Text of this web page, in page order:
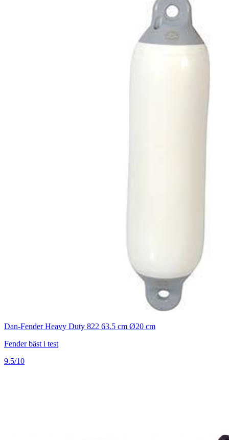
Dan-Fender Heavy Duty 822 63.5 cm Ø20 cm
Fender bäst i test
9.5/10